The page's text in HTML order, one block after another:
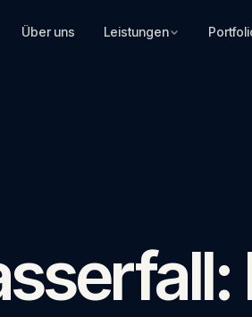
Über uns Leistungen